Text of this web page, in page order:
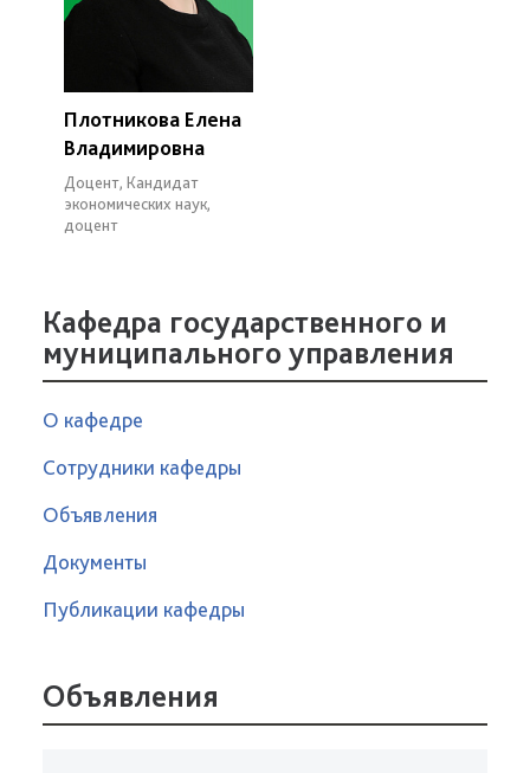
Плотникова Елена
Владимировна
Доцент, Кандидат
экономических наук,
доцент
Кафедра государственного и
муниципального управления
О кафедре
Сотрудники кафедры
Объявления
Документы
Публикации кафедры
Объявления